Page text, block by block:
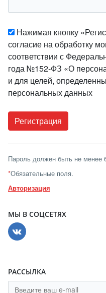
Нажимая кнопку
согласие на обработку
соответствии с
года №152-ФЗ «О
и для целей,
персональных данных
Пароль должен быть не менее
*Обязательные поля.
Авторизация
МЫ В СОЦСЕТЯХ
РАССЫЛКА